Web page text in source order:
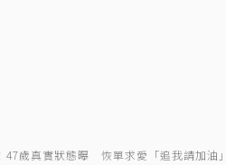
47歲真實狀態曝 恢單求愛「追我請加油」